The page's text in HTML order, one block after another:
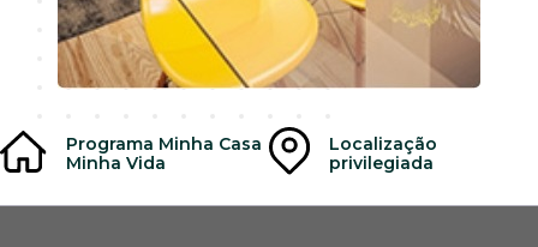
Programa Minha Casa
Minha Vida
Localização
privilegiada